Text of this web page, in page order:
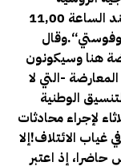
ميخائيل بوغدانوف أن المحادثات بدأت عند الساعة 11,00
“.وقال
المعارضة هنا وسيكونون
-التي لا
الوطنية
لإجراء محادثات
في غياب الائتلاف!إلا
حاضرا، إذ اعتبر